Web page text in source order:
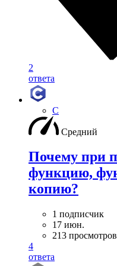
2
ответа
C
Средний
Почему при
функцию,
копию?
1 подписчик
17 июн.
213 просмотров
4
ответа